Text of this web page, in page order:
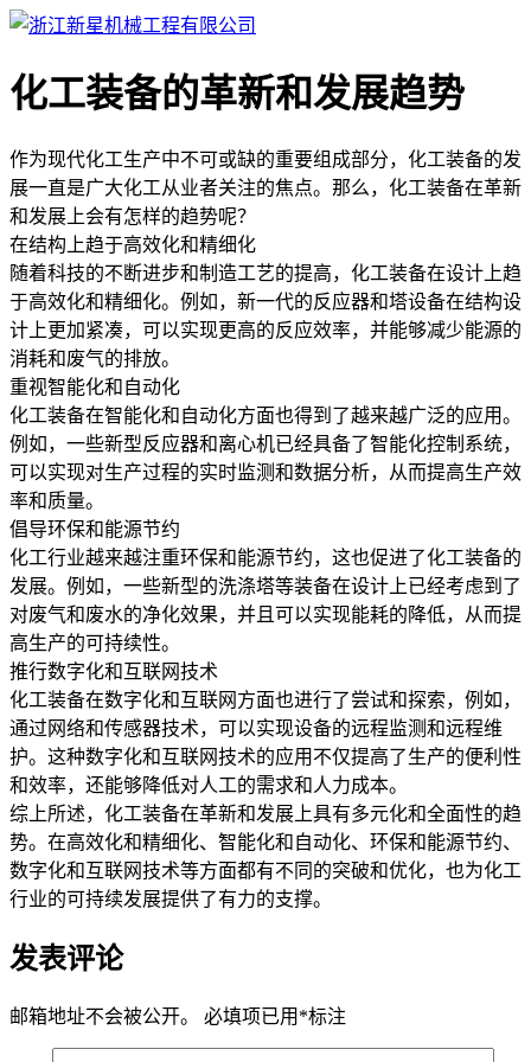
化工装备的革新和发展趋势
作为现代化工生产中不可或缺的重要组成部分，化工装备的发
展一直是广大化工从业者关注的焦点。那么，化工装备在革新
和发展上会有怎样的趋势呢？
在结构上趋于高效化和精细化
随着科技的不断进步和制造工艺的提高，化工装备在设计上趋
于高效化和精细化。例如，新一代的反应器和塔设备在结构设
计上更加紧凑，可以实现更高的反应效率，并能够减少能源的
消耗和废气的排放。
重视智能化和自动化
化工装备在智能化和自动化方面也得到了越来越广泛的应用。
例如，一些新型反应器和离心机已经具备了智能化控制系统，
可以实现对生产过程的实时监测和数据分析，从而提高生产效
率和质量。
倡导环保和能源节约
化工行业越来越注重环保和能源节约，这也促进了化工装备的
发展。例如，一些新型的洗涤塔等装备在设计上已经考虑到了
对废气和废水的净化效果，并且可以实现能耗的降低，从而提
高生产的可持续性。
推行数字化和互联网技术
化工装备在数字化和互联网方面也进行了尝试和探索，例如，
通过网络和传感器技术，可以实现设备的远程监测和远程维
护。这种数字化和互联网技术的应用不仅提高了生产的便利性
和效率，还能够降低对人工的需求和人力成本。
综上所述，化工装备在革新和发展上具有多元化和全面性的趋
势。在高效化和精细化、智能化和自动化、环保和能源节约、
数字化和互联网技术等方面都有不同的突破和优化，也为化工
行业的可持续发展提供了有力的支撑。
发表评论
邮箱地址不会被公开。 必填项已用 *标注